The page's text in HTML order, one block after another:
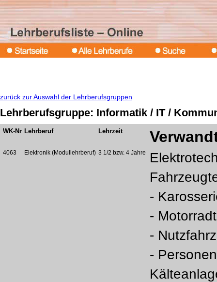
zurück zur Auswahl der Lehrberufsgruppen
Lehrberufsgruppe: Informatik / IT /
WK-Nr Lehrberuf Lehrzeit
4063 Elektronik (Modullehrberuf) 3 1/2 bzw. 4 Jahre
-
-
-
-